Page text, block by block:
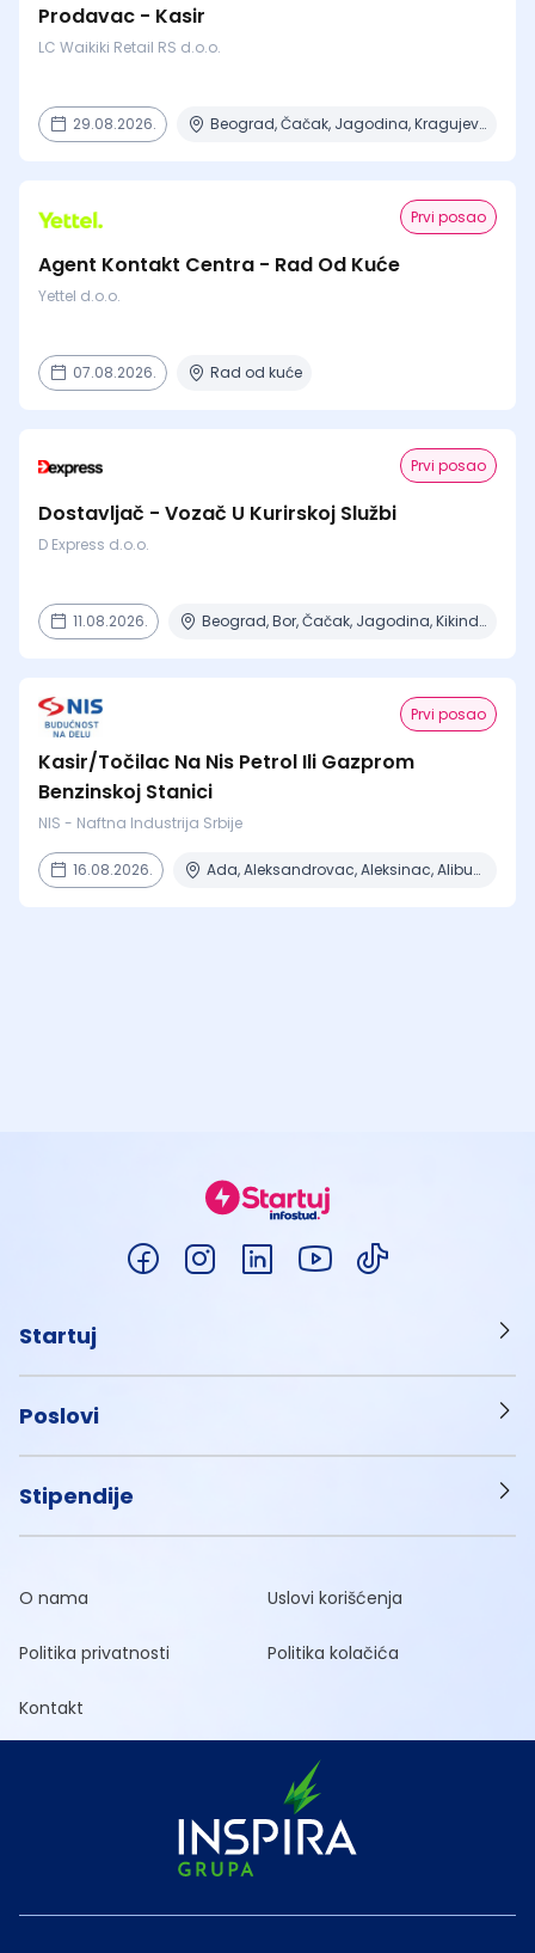
Prodavac - Kasir
LC Waikiki Retail RS d.o.o.
29.08.2026. Beograd, Čačak, Jagodina, Kragujevac, Kruševac + 15 mesta
Prvi posao
Agent Kontakt Centra - Rad Od Kuće
Yettel d.o.o.
07.08.2026. Rad od kuće
Prvi posao
Dostavljač - Vozač U Kurirskoj Službi
D Express d.o.o.
11.08.2026. Beograd, Bor, Čačak, Jagodina, Kikinda + 23 mesta | Terenski rad
Prvi posao
Kasir/Točilac Na Nis Petrol Ili Gazprom
Benzinskoj Stanici
NIS - Naftna Industrija Srbije
16.08.2026. Ada, Aleksandrovac, Aleksinac, Alibunar, Apatin + 206 mesta
Startuj
Poslovi
Stipendije
O nama Uslovi korišćenja
Politika privatnosti Politika kolačića
Kontakt